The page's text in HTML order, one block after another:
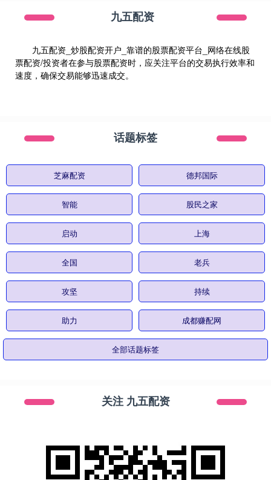
九五配资
九五配资_炒股配资开户_靠谱的股票配资平台_网络在线股
票配资/投资者在参与股票配资时，应关注平台的交易执行效率和
速度，确保交易能够迅速成交。
话题标签
芝麻配资 德邦国际
智能 股民之家
启动 上海
全国 老兵
攻坚 持续
助力 成都赚配网
全部话题标签
关注 九五配资